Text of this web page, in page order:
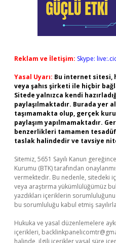
Reklam ve İletişim: Skype:
Yasal Uyarı: Bu internet sitesi,
veya şahıs şirketi ile hiçbir
Sitede yalnızca kendi
paylaşılmaktadır. Burada yer
taşımamakta olup, gerçek
paylaşım yapılmamaktadır.
benzerlikleri tamamen
taslak halindedir ve tavsiye
Sitemiz, 5651 Sayılı Kanun
Kurumu (BTK) tarafından
vermektedir. Bu nedenle, sitedeki
veya araştırma yükümlülüğümüz
yazdıkları içeriklerin
bu sorumluluğu kabul etmiş
Hukuka ve yasal düzenlemelere
içerikleri,
halinde, ilgili içerikler yasal süre